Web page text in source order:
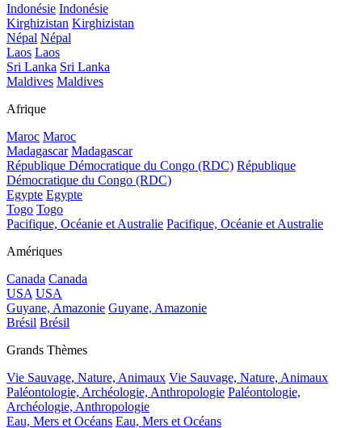
Indonésie Indonésie
Kirghizistan Kirghizistan
Népal Népal
Laos Laos
Sri Lanka Sri Lanka
Maldives Maldives
Afrique
Maroc Maroc
Madagascar Madagascar
République Démocratique du Congo (RDC) République
Démocratique du Congo (RDC)
Egypte Egypte
Togo Togo
Pacifique, Océanie et Australie Pacifique, Océanie et Australie
Amériques
Canada Canada
USA USA
Guyane, Amazonie Guyane, Amazonie
Brésil Brésil
Grands Thèmes
Vie Sauvage, Nature, Animaux Vie Sauvage, Nature, Animaux
Paléontologie, Archéologie, Anthropologie Paléontologie,
Archéologie, Anthropologie
Eau, Mers et Océans Eau, Mers et Océans